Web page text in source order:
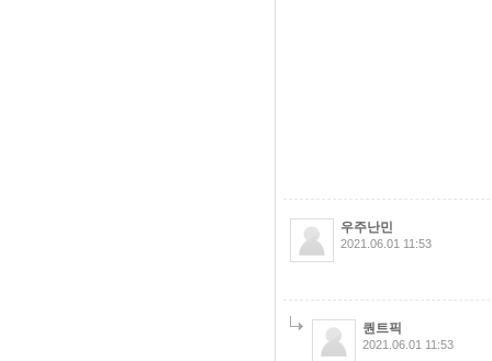
우주난민
2021.06.01 11:53
퀀트픽
2021.06.01 11:53